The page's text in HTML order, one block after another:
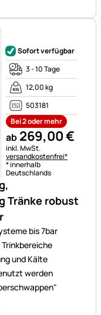
Tränke robust
bis 7bar
und Kälte
werden
Sofort verfügbar
3 - 10 Tage
12,00 kg
503181
Bei 2 oder mehr
ab 269,00€
Steuerhinweis:
inkl. MwSt.
versandkostenfrei*
* innerhalb
Deutschlands